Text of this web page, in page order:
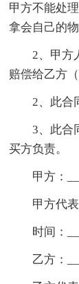
甲方不能处
拿会自己的物
2、甲方
赔偿给乙方
2、此合
3、此合
买方负责。
甲方：
甲方代表
时间：
乙方：